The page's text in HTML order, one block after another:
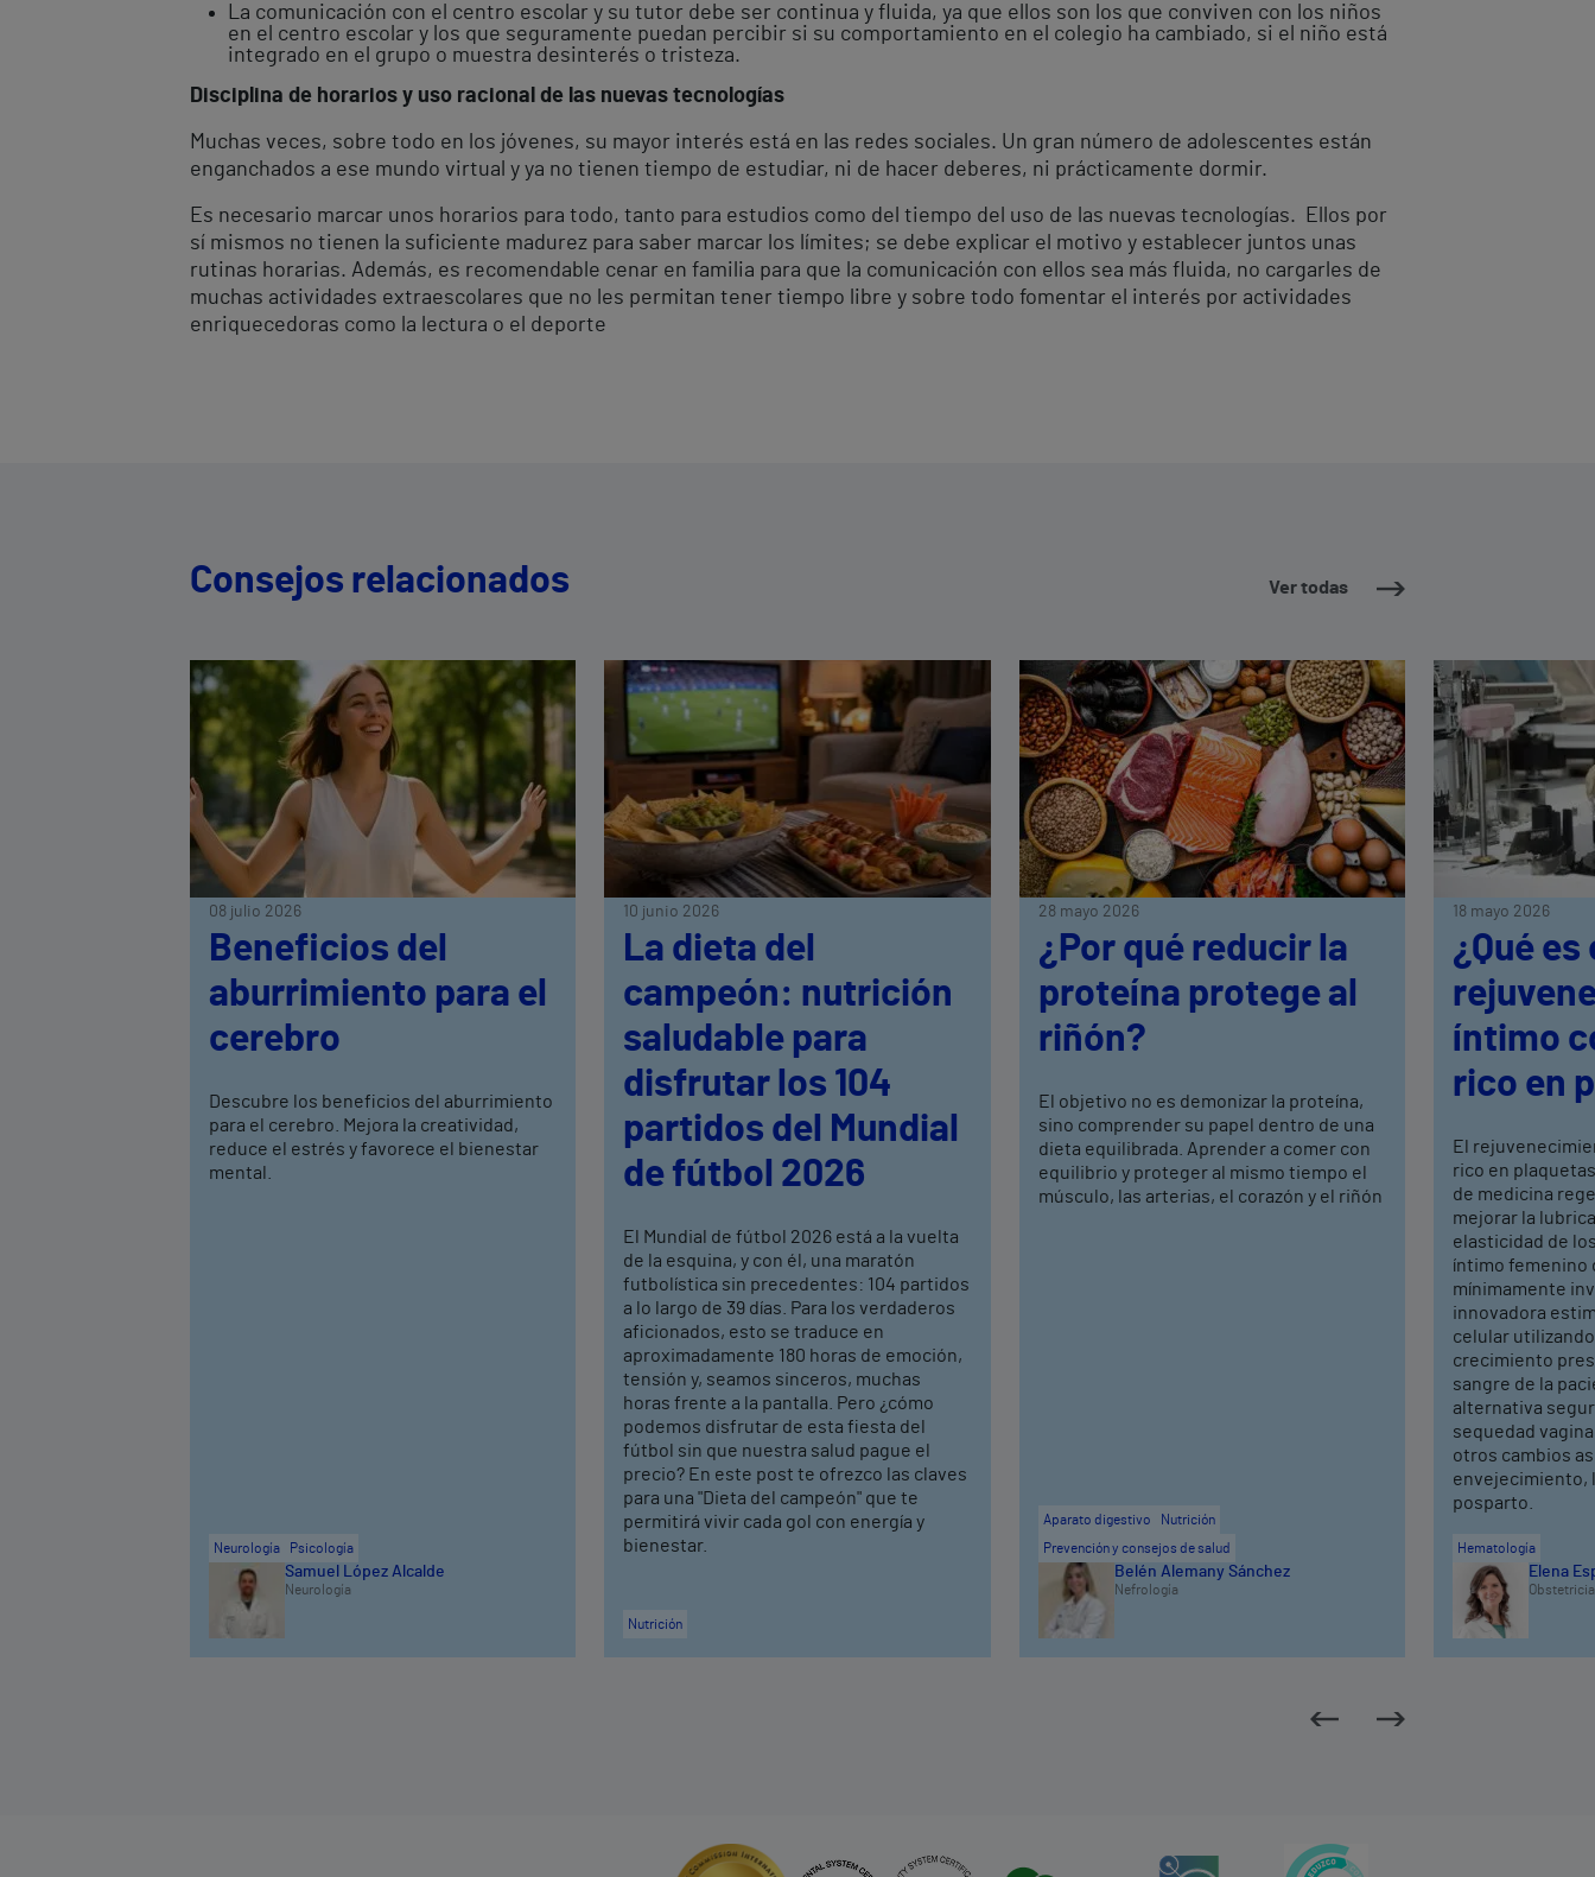
La comunicación con el centro escolar y su tutor debe ser continua y fluida, ya que ellos son los que conviven con los niños
en el centro escolar y los que seguramente puedan percibir si su comportamiento en el colegio ha cambiado, si el niño está
integrado en el grupo o muestra desinterés o tristeza.
Disciplina de horarios y uso racional de las nuevas tecnologías
Muchas veces, sobre todo en los jóvenes, su mayor interés está en las redes sociales. Un gran número de adolescentes están
enganchados a ese mundo virtual y ya no tienen tiempo de estudiar, ni de hacer deberes, ni prácticamente dormir.
Es necesario marcar unos horarios para todo, tanto para estudios como del tiempo del uso de las nuevas tecnologías. Ellos por
sí mismos no tienen la suficiente madurez para saber marcar los límites; se debe explicar el motivo y establecer juntos unas
rutinas horarias. Además, es recomendable cenar en familia para que la comunicación con ellos sea más fluida, no cargarles de
muchas actividades extraescolares que no les permitan tener tiempo libre y sobre todo fomentar el interés por actividades
enriquecedoras como la lectura o el deporte
Consejos relacionados Ver todas
08 julio 2026
Beneficios del
aburrimiento para el
cerebro
Descubre los beneficios del aburrimiento
para el cerebro. Mejora la creatividad,
reduce el estrés y favorece el bienestar
mental.
Neurología Psicología
Samuel López Alcalde
Neurología
10 junio 2026
La dieta del
campeón: nutrición
saludable para
disfrutar los 104
partidos del Mundial
de fútbol 2026
El Mundial de fútbol 2026 está a la vuelta
de la esquina, y con él, una maratón
futbolística sin precedentes: 104 partidos
a lo largo de 39 días. Para los verdaderos
aficionados, esto se traduce en
aproximadamente 180 horas de emoción,
tensión y, seamos sinceros, muchas
horas frente a la pantalla. Pero ¿cómo
podemos disfrutar de esta fiesta del
fútbol sin que nuestra salud pague el
precio? En este post te ofrezco las claves
para una "Dieta del campeón" que te
permitirá vivir cada gol con energía y
bienestar.
Nutrición
28 mayo 2026
¿Por qué reducir la
proteína protege al
riñón?
El objetivo no es demonizar la proteína,
sino comprender su papel dentro de una
dieta equilibrada. Aprender a comer con
equilibrio y proteger al mismo tiempo el
músculo, las arterias, el corazón y el riñón
Aparato digestivo
Nutrición
Prevención y consejos de salud
Belén Alemany Sánchez
Nefrología
18 mayo 2026
¿Qué es
íntimo
rico en
El
rico en
de medicina
mejorar la
elasticidad de
íntimo femenino
mínimamente
innovadora
celular
crecimiento
sangre de la
alternativa
sequedad
otros cambios
envejecimiento,
posparto.
Hematología
Elena